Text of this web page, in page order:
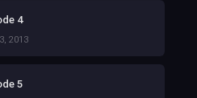
4
2013
5